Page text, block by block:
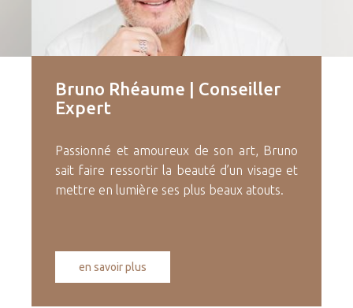
Bruno Rhéaume | Conseiller
Expert
Passionné et amoureux de son art, Bruno
sait faire ressortir la beauté d’un visage et
mettre en lumière ses plus beaux atouts.
en savoir plus